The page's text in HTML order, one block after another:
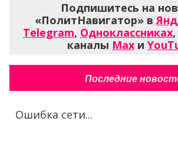
Подпишитесь на
«ПолитНавигатор» в
Telegram, Одноклассниках,
каналы Max и
Последние
Ошибка сети...